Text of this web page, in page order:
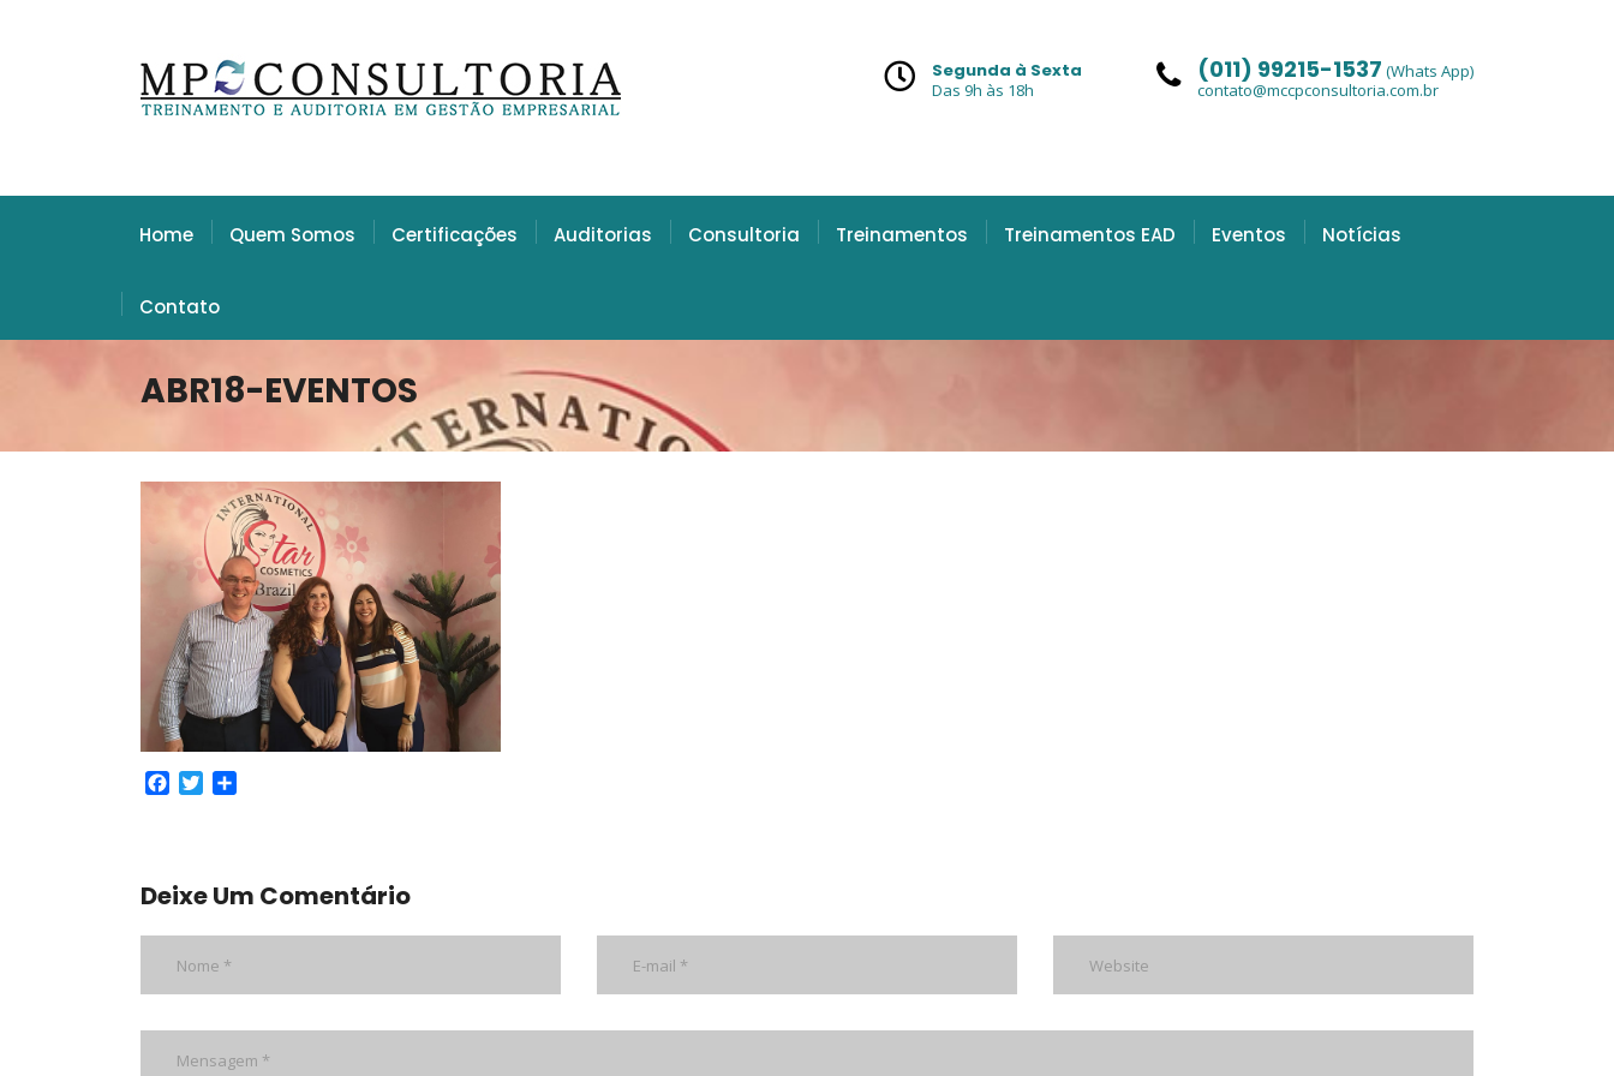
(011) 99215-1537 (Whats App)
contato@mccpconsultoria.com.br
Segunda à Sexta
Das 9h às 18h
Home Quem Somos Certificações Auditorias Consultoria Treinamentos Treinamentos EAD Eventos Notícias
Contato
ABR18-EVENTOS
Facebook
Twitter
Deixe Um Comentário